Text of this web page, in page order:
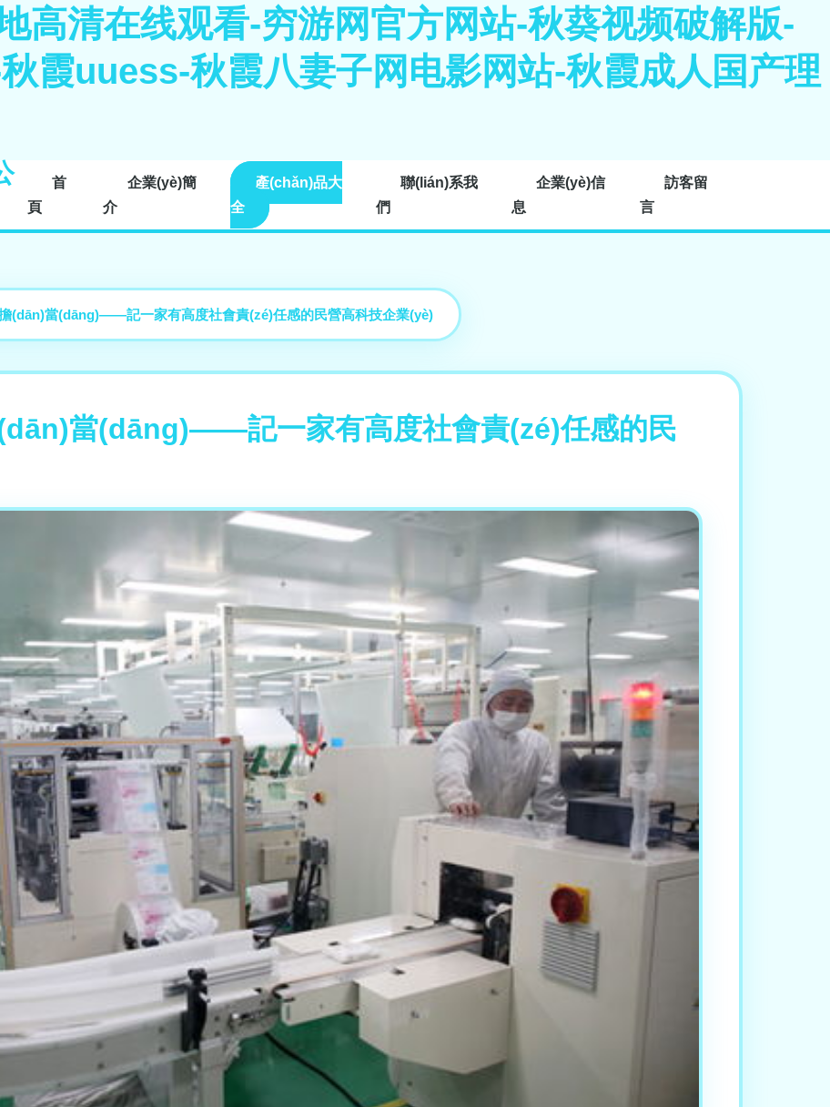
高清在线观看-穷游网官方网站-秋葵视频破解版-
霞uuess-秋霞八妻子网电影网站-秋霞成人国产理
首
頁
企業(yè)簡
介
產(chǎn)品大
全
聯(lián)系我
們
企業(yè)信
息
訪客留
言
(dān)當(dāng)——記一家有高度社會責(zé)任感的民營高科技企業(yè)
當(dāng)——記一家有高度社會責(zé)任感的民